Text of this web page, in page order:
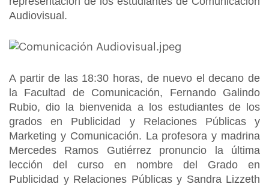
Audiovisual.
A partir de las 18:30 horas, de nuevo el decano de
la Facultad de Comunicación, Fernando Galindo
Rubio, dio la bienvenida a los estudiantes de los
grados en Publicidad y Relaciones Públicas y
Marketing y Comunicación. La profesora y madrina
Mercedes Ramos Gutiérrez pronuncio la última
lección del curso en nombre del Grado en
Publicidad y Relaciones Públicas y Sandra Lizzeth